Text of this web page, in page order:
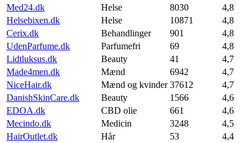
Med24.dk
Helse 8030 4,8
Helsebixen.dk
Helse 10871 4,8
Cerix.dk
Behandlinger 901 4,8
UdenParfume.dk
Parfumefri 69 4,8
Lidtluksus.dk
Beauty 41 4,7
Made4men.dk
Mænd 6942 4,7
NiceHair.dk
Mænd og kvinder 37612 4,7
DanishSkinCare.dk
Beauty 1566 4,6
EDOA.dk
CBD olie 661 4,6
Mecindo.dk
Medicin 3248 4,5
HairOutlet.dk
Hår 53 4,4